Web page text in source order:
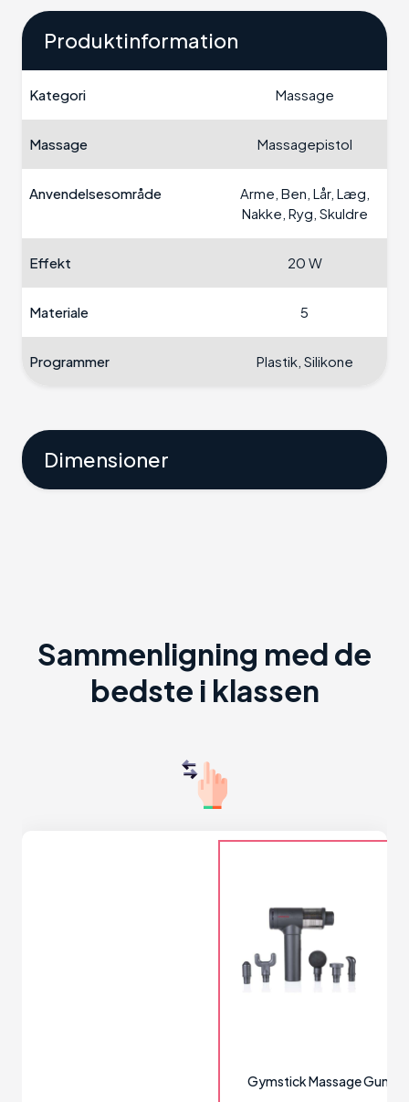
Produktinformation
Kategori Massage
Massage Massagepistol
Anvendelsesområde
Arme, Ben, Lår, Læg,
Nakke, Ryg, Skuldre
Effekt 20 W
Materiale 5
Programmer Plastik, Silikone
Dimensioner
Sammenligning med de
bedste i klassen
Gymstick Massage Gun